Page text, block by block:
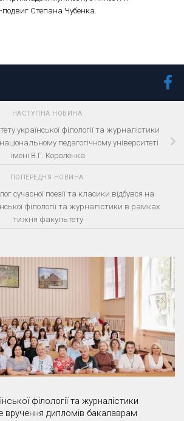
Степана Чубенка.
НАСТУПНА НОВИНА
української філології та журналістики
педагогічному університеті
імені В.Г. Короленка
ПОПЕРЕДНЯ НОВИНА
сучасної поезії та класики відбувся на
філології та журналістики в рамках
тижня факультету
філології та журналістики
вручення дипломів бакалаврам